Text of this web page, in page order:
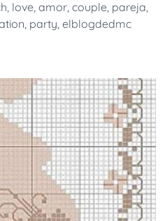
, love, amor, couple, pareja,
, party, elblogdedmc